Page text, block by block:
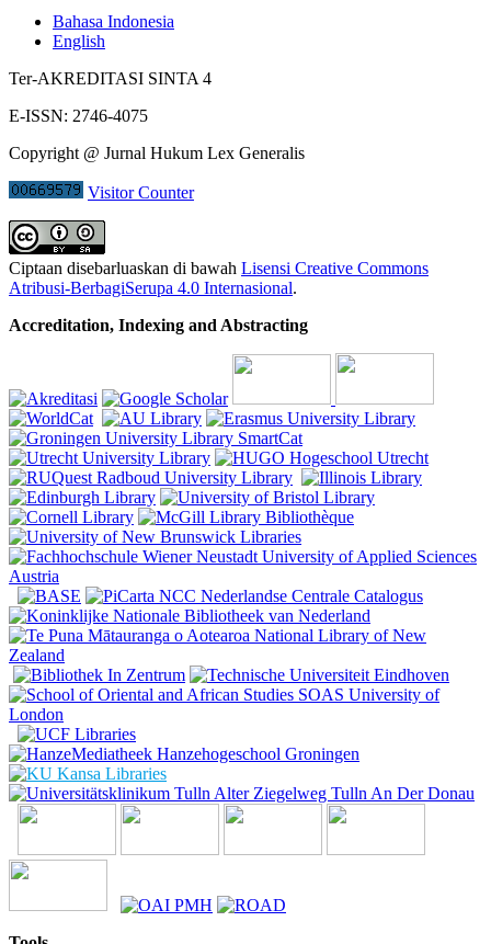
Bahasa Indonesia
English
Ter-AKREDITASI SINTA 4
E-ISSN: 2746-4075
Copyright @ Jurnal Hukum Lex Generalis
Visitor Counter
Ciptaan disebarluaskan di bawah Lisensi Creative Commons
Atribusi-BerbagiSerupa 4.0 Internasional.
Accreditation, Indexing and Abstracting